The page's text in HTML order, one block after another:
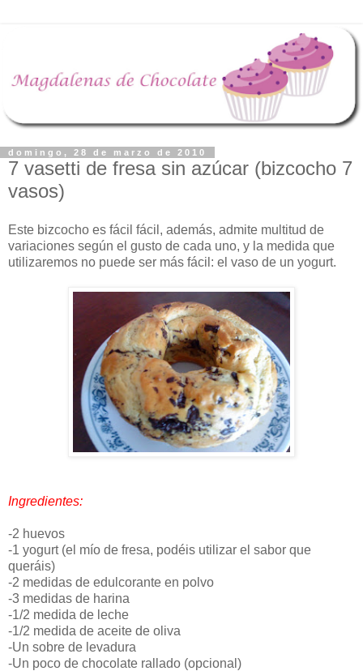
domingo, 28 de marzo de 2010
7 vasetti de fresa sin azúcar (bizcocho 7
vasos)
Este bizcocho es fácil fácil, además, admite multitud de
variaciones según el gusto de cada uno, y la medida que
utilizaremos no puede ser más fácil: el vaso de un yogurt.
Ingredientes:
-2 huevos
-1 yogurt (el mío de fresa, podéis utilizar el sabor que
queráis)
-2 medidas de edulcorante en polvo
-3 medidas de harina
-1/2 medida de leche
-1/2 medida de aceite de oliva
-Un sobre de levadura
-Un poco de chocolate rallado (opcional)